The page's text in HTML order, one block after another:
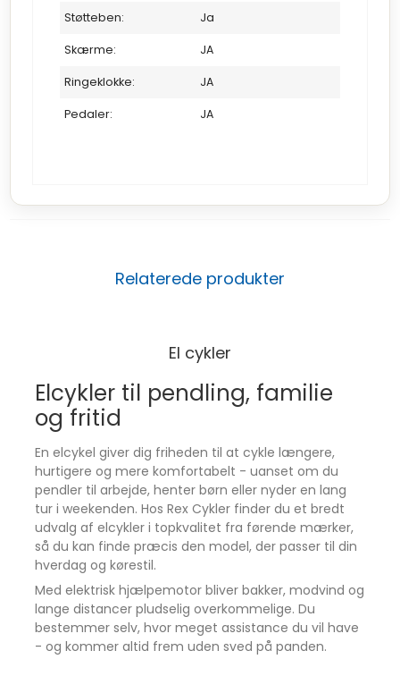
Støtteben: Ja
Skærme: JA
Ringeklokke: JA
Pedaler: JA
Relaterede produkter
El cykler
Elcykler til pendling, familie
og fritid
En elcykel giver dig friheden til at cykle længere,
hurtigere og mere komfortabelt - uanset om du
pendler til arbejde, henter børn eller nyder en lang
tur i weekenden. Hos Rex Cykler finder du et bredt
udvalg af elcykler i topkvalitet fra førende mærker,
så du kan finde præcis den model, der passer til din
hverdag og kørestil.
Med elektrisk hjælpemotor bliver bakker, modvind og
lange distancer pludselig overkommelige. Du
bestemmer selv, hvor meget assistance du vil have
- og kommer altid frem uden sved på panden.